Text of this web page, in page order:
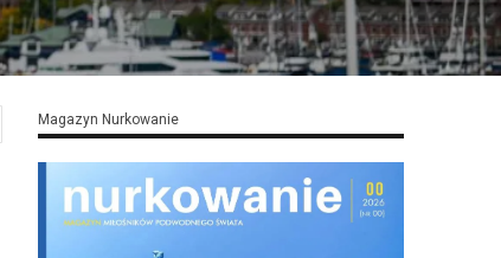
Magazyn Nurkowanie